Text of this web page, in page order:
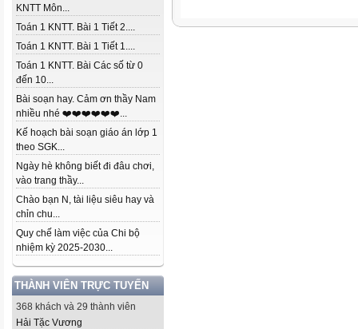
KNTT Môn...
Toán 1 KNTT. Bài 1 Tiết 2....
Toán 1 KNTT. Bài 1 Tiết 1....
Toán 1 KNTT. Bài Các số từ 0
đến 10...
Bài soạn hay. Cảm ơn thầy Nam
nhiều nhé ❤️❤️❤️❤️❤️❤️...
Kế hoạch bài soạn giáo án lớp 1
theo SGK...
Ngày hè không biết đi đâu chơi,
vào trang thầy...
Chào bạn N, tài liệu siêu hay và
chỉn chu...
Quy chế làm việc của Chi bộ
nhiệm kỳ 2025-2030...
THÀNH VIÊN TRỰC TUYẾN
368 khách và 29 thành viên
Hải Tặc Vương